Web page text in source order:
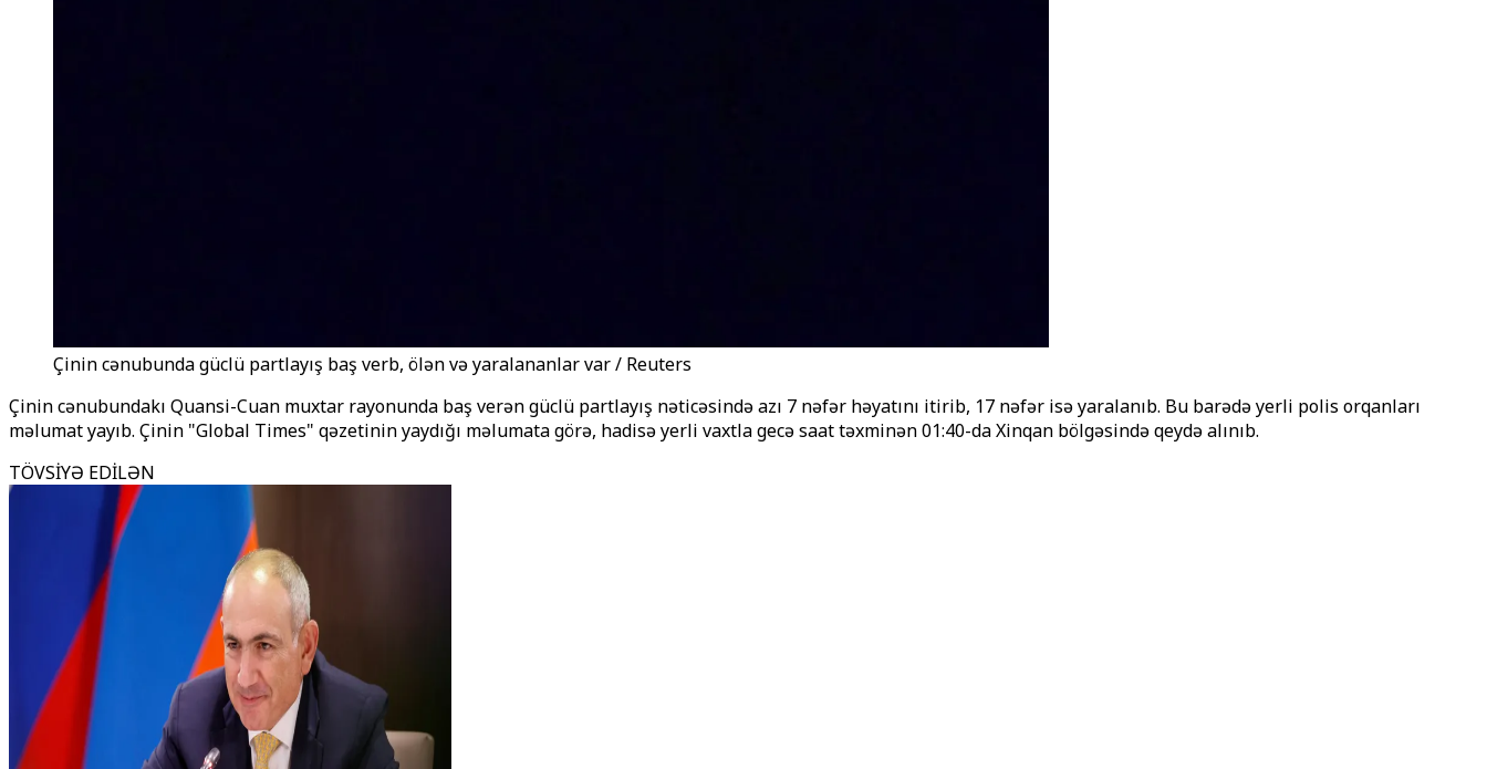
Çinin cənubunda güclü partlayış baş verb, ölən və yaralananlar var / Reuters
Çinin cənubundakı Quansi-Cuan muxtar rayonunda baş verən güclü partlayış nəticəsində azı 7 nəfər həyatını itirib, 17 nəfər isə yaralanıb. Bu barədə yerli polis orqanları
məlumat yayıb. Çinin "Global Times" qəzetinin yaydığı məlumata görə, hadisə yerli vaxtla gecə saat təxminən 01:40-da Xinqan bölgəsində qeydə alınıb.
TÖVSİYƏ EDİLƏN